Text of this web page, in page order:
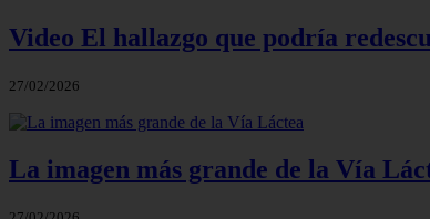
Video El hallazgo que podría
27/02/2026
La imagen más grande de la Vía